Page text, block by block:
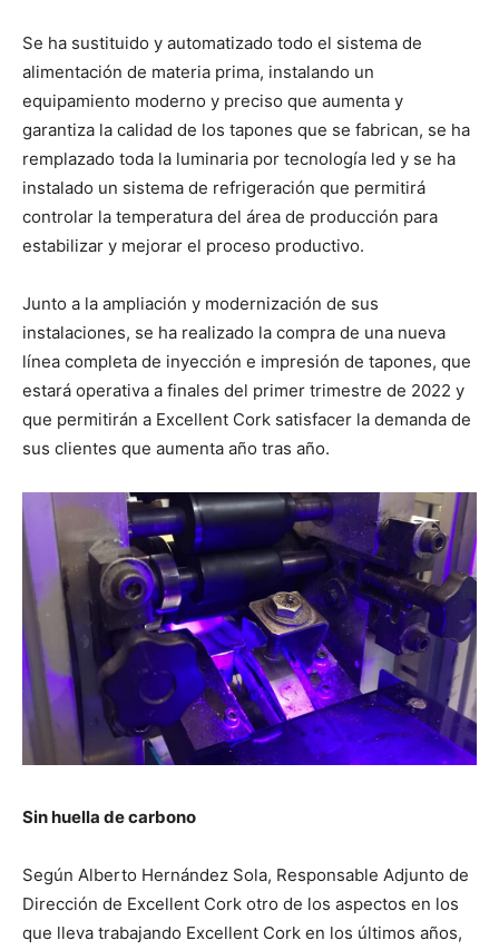
Se ha sustituido y automatizado todo el sistema de
alimentación de materia prima, instalando un
equipamiento moderno y preciso que aumenta y
garantiza la calidad de los tapones que se fabrican, se ha
remplazado toda la luminaria por tecnología led y se ha
instalado un sistema de refrigeración que permitirá
controlar la temperatura del área de producción para
estabilizar y mejorar el proceso productivo.
Junto a la ampliación y modernización de sus
instalaciones, se ha realizado la compra de una nueva
línea completa de inyección e impresión de tapones, que
estará operativa a finales del primer trimestre de 2022 y
que permitirán a Excellent Cork satisfacer la demanda de
sus clientes que aumenta año tras año.
Sin huella de carbono
Según Alberto Hernández Sola, Responsable Adjunto de
Dirección de Excellent Cork otro de los aspectos en los
que lleva trabajando Excellent Cork en los últimos años,